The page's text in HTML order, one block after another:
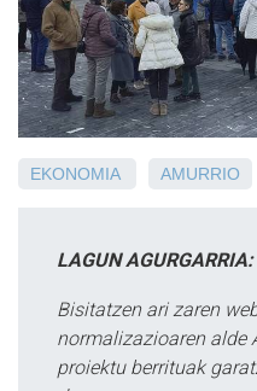
EKONOMIA AMURRIO
LAGUN AGURGARRIA:
Bisitatzen ari zaren
normalizazioaren alde
proiektu berrituak